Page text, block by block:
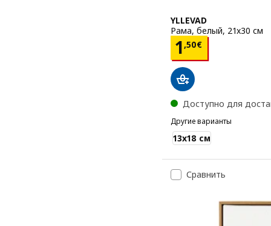
YLLEVAD
Рама, белый, 21x30 см
1,50€
Цена 1,50€
Доступно для
Другие варианты
YLLEVAD
13x18 см
Сравнить